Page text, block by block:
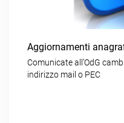
Aggiornamenti
Comunicate all’OdG
indirizzo mail o PEC